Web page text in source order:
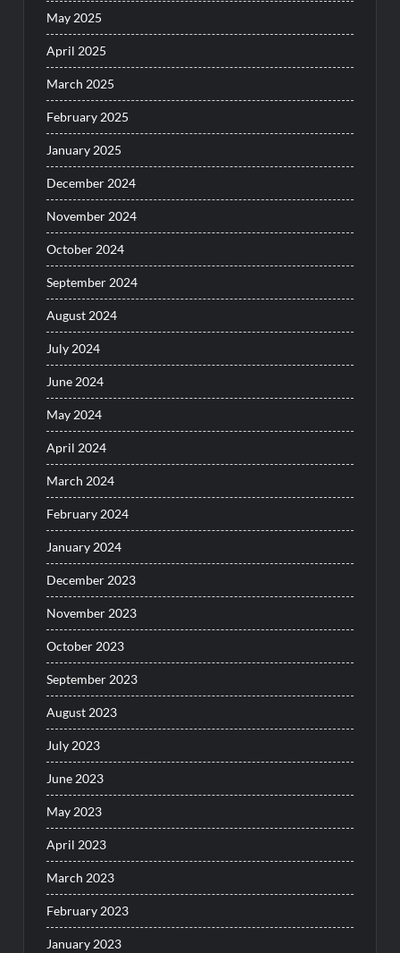
May 2025
April 2025
March 2025
February 2025
January 2025
December 2024
November 2024
October 2024
September 2024
August 2024
July 2024
June 2024
May 2024
April 2024
March 2024
February 2024
January 2024
December 2023
November 2023
October 2023
September 2023
August 2023
July 2023
June 2023
May 2023
April 2023
March 2023
February 2023
January 2023